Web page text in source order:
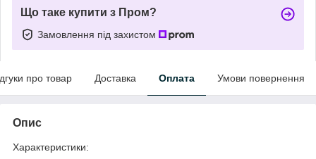
Що таке купити з Пром?
Замовлення під захистом
про товар Доставка Оплата Умови повернення
Опис
Характеристики: